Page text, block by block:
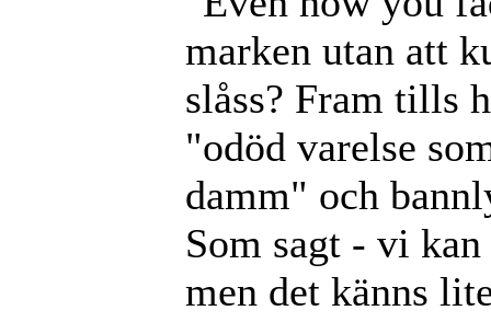
marken utan att
slåss? Fram tills
"odöd varelse
damm" och
Som sagt - vi
men det känns